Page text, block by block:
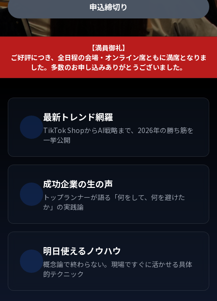
申込締切り
【満員御礼】
ご好評につき、全日程の会場・オンライン席ともに満席となりま
した。多数のお申し込みありがとうございました。
最新トレンド網羅
TikTok ShopからAI戦略まで、2026年の勝ち筋を
一挙公開
成功企業の生の声
トップランナーが語る「何をして、何を避けた
か」の実践論
明日使えるノウハウ
概念論で終わらない。現場ですぐに活かせる具体
的テクニック